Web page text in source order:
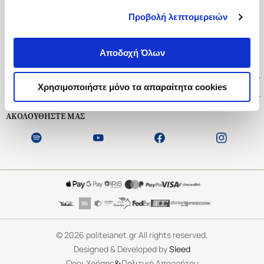
Προβολή λεπτομερειών
Αποδοχή Όλων
Χρησιμοποιήστε μόνο τα απαραίτητα cookies
Ασκληπιού 1-3, Αθήνα 106 79
Δευτέρα - Παρασκευή 09:00-21:00
Εξυπηρέτηση Πελατών
ΑΚΟΛΟΥΘΗΣΤΕ ΜΑΣ
©2026 politeianet.gr All rights reserved.
Designed & Developed bySleed